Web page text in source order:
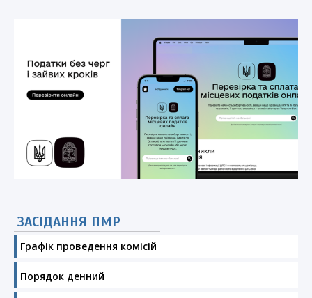
ЗАСІДАННЯ ПМР
Графік проведення комісій
Порядок денний